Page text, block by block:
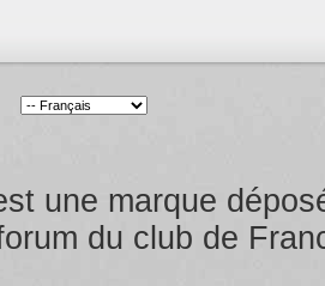
une marque
du club de